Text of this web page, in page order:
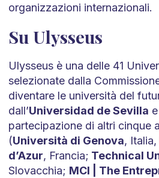
organizzazioni internazionali.
Su Ulysseus
Ulysseus è una delle 41
selezionate dalla
diventare le università del
dall’Universidad de Sevilla
partecipazione di altri cinque
(Università di Genova, Italia,
d’Azur, Francia; Technical
Slovacchia; MCI | The